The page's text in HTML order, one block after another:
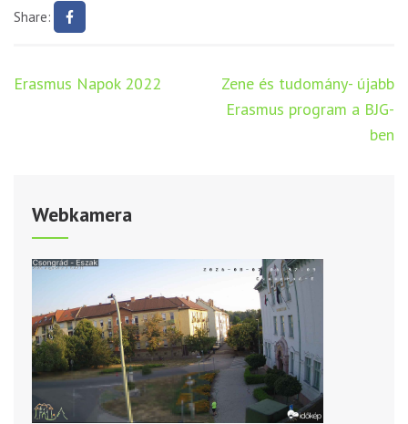
Share:
Bejegyzés
Erasmus Napok 2022
Zene és tudomány- újabb
Erasmus program a BJG-
ben
Webkamera